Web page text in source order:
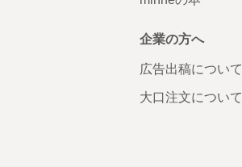
企業の方へ
広告出稿について
大口注文について